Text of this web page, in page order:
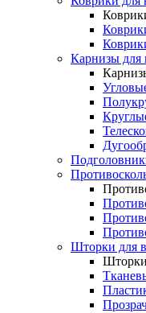
Карнизы для
Шторки для